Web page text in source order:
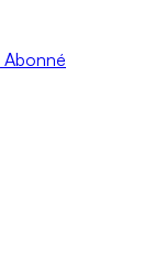
Abonné